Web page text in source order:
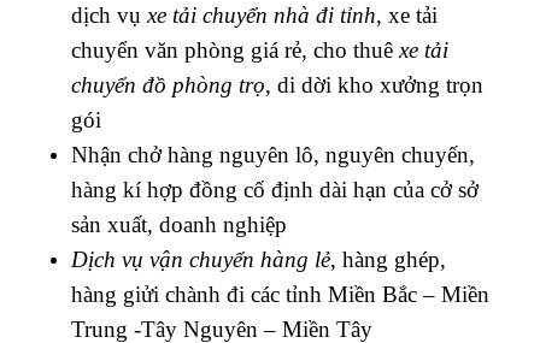
dịch vụ xe tải chuyển nhà đi tỉnh, xe tải
chuyển văn phòng giá rẻ, cho thuê xe tải
chuyển đồ phòng trọ, di dời kho xưởng trọn
gói
Nhận chở hàng nguyên lô, nguyên chuyến,
hàng kí hợp đồng cố định dài hạn của cở sở
sản xuất, doanh nghiệp
Dịch vụ vận chuyển hàng lẻ, hàng ghép,
hàng giửi chành đi các tỉnh Miền Bắc – Miền
Trung -Tây Nguyên – Miền Tây